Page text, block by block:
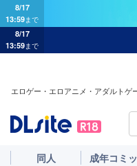
8/17
13:59まで
8/17
13:59まで
エロゲー・エロアニメ・アダルトゲ
同人 成年コミ